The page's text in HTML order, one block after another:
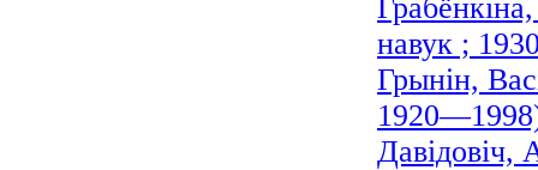
навук ;
Грынін,
Давідовіч,